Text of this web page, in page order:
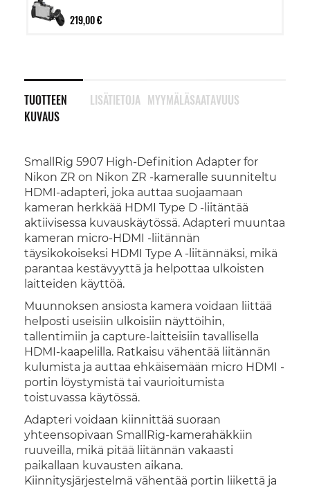
219,00 €
TUOTTEEN
KUVAUS
SmallRig 5907 High-Definition Adapter for
Nikon ZR on Nikon ZR -kameralle suunniteltu
HDMI-adapteri, joka auttaa suojaamaan
kameran herkkää HDMI Type D -liitäntää
aktiivisessa kuvauskäytössä. Adapteri muuntaa
kameran micro-HDMI -liitännän
täysikokoiseksi HDMI Type A -liitännäksi, mikä
parantaa kestävyyttä ja helpottaa ulkoisten
laitteiden käyttöä.
Muunnoksen ansiosta kamera voidaan liittää
helposti useisiin ulkoisiin näyttöihin,
tallentimiin ja capture-laitteisiin tavallisella
HDMI-kaapelilla. Ratkaisu vähentää liitännän
kulumista ja auttaa ehkäisemään micro HDMI -
portin löystymistä tai vaurioitumista
toistuvassa käytössä.
Adapteri voidaan kiinnittää suoraan
yhteensopivaan SmallRig-kamerahäkkiin
ruuveilla, mikä pitää liitännän vakaasti
paikallaan kuvausten aikana.
Kiinnitysjärjestelmä vähentää portin liikettä ja
LISÄTIETOJA MYYMÄLÄSAATAVUUS